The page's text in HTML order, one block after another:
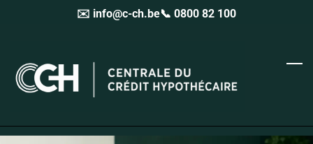
✉️ info@c-ch.be📞 0800 82 100
main